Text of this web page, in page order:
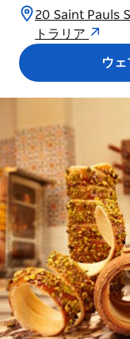
20 Saint Pauls
トラリア
ウ